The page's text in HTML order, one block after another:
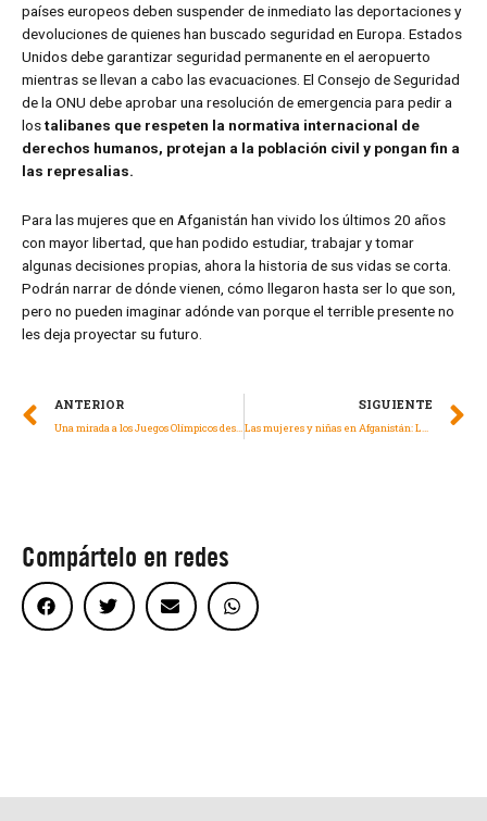
países europeos deben suspender de inmediato las deportaciones y
devoluciones de quienes han buscado seguridad en Europa. Estados
Unidos debe garantizar seguridad permanente en el aeropuerto
mientras se llevan a cabo las evacuaciones. El Consejo de Seguridad
de la ONU debe aprobar una resolución de emergencia para pedir a
lostalibanes que respeten la normativa internacional de
derechos humanos, protejan a la población civil y pongan fin a
las represalias.
Para las mujeres que en Afganistán han vivido los últimos 20 años
con mayor libertad, que han podido estudiar, trabajar y tomar
algunas decisiones propias, ahora la historia de sus vidas se corta.
Podrán narrar de dónde vienen, cómo llegaron hasta ser lo que son,
pero no pueden imaginar adónde van porque el terrible presente no
les deja proyectar su futuro.
ANTERIOR SIGUIENTE
Compártelo en redes